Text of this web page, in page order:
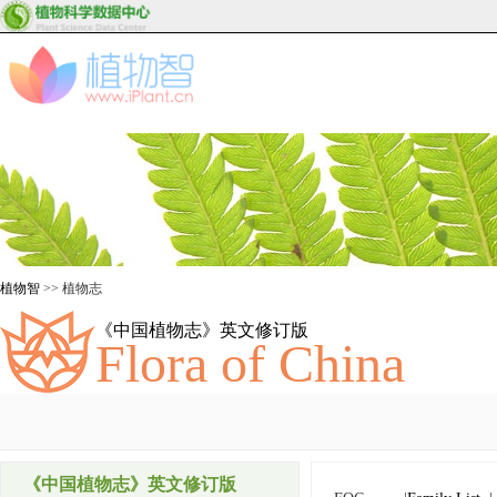
植物智 >> 植物志
《中国植物志》英文修订版
Flora of China
《中国植物志》英文修订版